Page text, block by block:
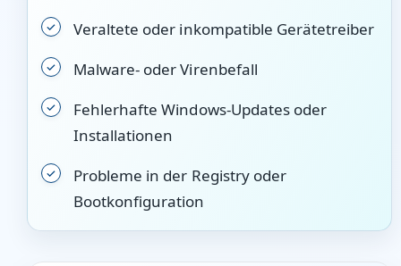
Veraltete oder inkompatible Gerätetreiber
Malware- oder Virenbefall
Fehlerhafte Windows-Updates oder
Installationen
Probleme in der Registry oder
Bootkonfiguration